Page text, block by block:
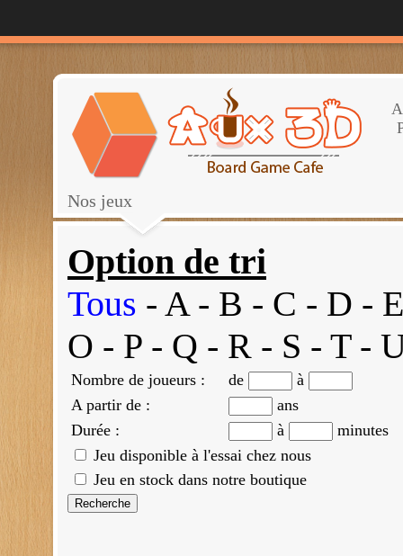
Nos jeux
Option de tri
Tous - A- B - C - D - E
O - P - Q - R - S - T-
Nombre de joueurs : de
à
A partir de :
ans
Durée :
à
minutes
Jeu disponible à l'essai chez nous
Jeu en stock dans notre boutique